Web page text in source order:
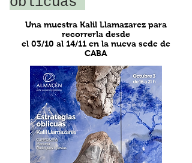
Una muestra Kalil Llamazarezpara
recorrerla desde
el 03/10 al 14/11 en la nueva sede de
CABA